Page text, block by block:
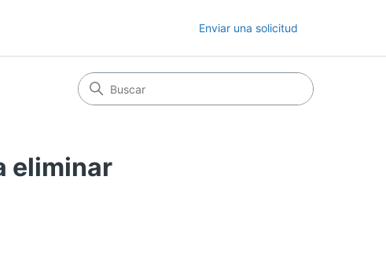
Enviar una solicitud
eliminar